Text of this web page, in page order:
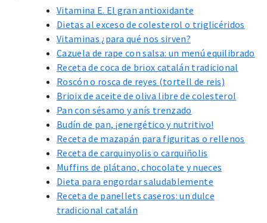
Vitamina E. El gran antioxidante
Dietas al exceso de colesterol o triglicéridos
Vitaminas ¿para qué nos sirven?
Cazuela de rape con salsa: un menú equilibrado
Receta de coca de briox catalán tradicional
Roscón o rosca de reyes (tortell de reis)
Brioix de aceite de oliva libre de colesterol
Pan con sésamo y anís trenzado
Budín de pan, ¡energético y nutritivo!
Receta de mazapán para figuritas o rellenos
Receta de carquinyolis o carquiñolis
Muffins de plátano, chocolate y nueces
Dieta para engordar saludablemente
Receta de panellets caseros: un dulce
tradicional catalán